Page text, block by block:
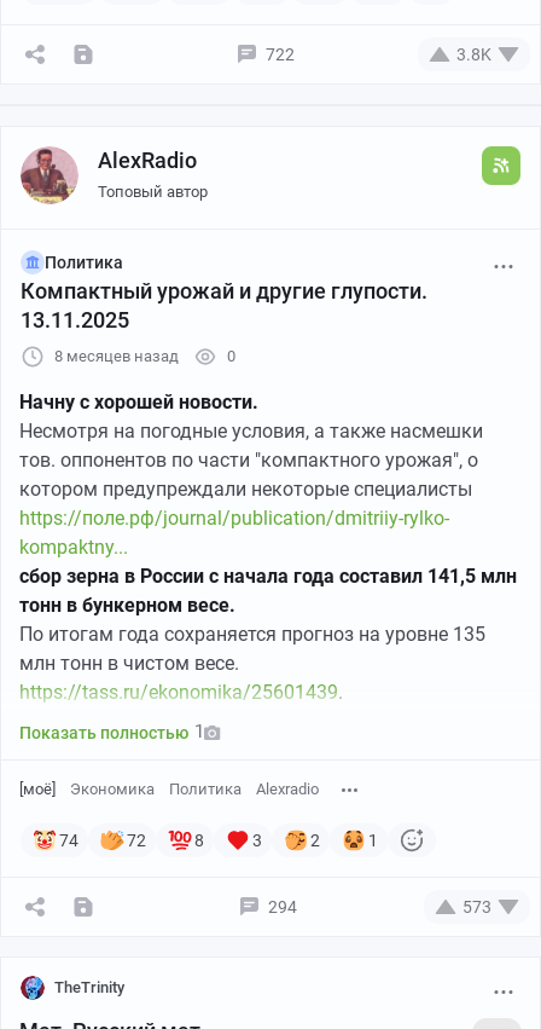
722 3.8K
AlexRadio
Топовый автор
Политика
Компактный урожай и другие глупости.
13.11.2025
8 месяцев назад 0
Начну с хорошей новости.
Несмотря на погодные условия, а также насмешки
тов. оппонентов по части "компактного урожая", о
котором предупреждали некоторые специалисты
https://поле.рф/journal/publication/dmitriiy-rylko-
kompaktny...
сбор зерна в России с начала года составил 141,5 млн
тонн в бункерном весе.
По итогам года сохраняется прогноз на уровне 135
млн тонн в чистом весе.
https://tass.ru/ekonomika/25601439.
Показать полностью 1
[моё] Экономика Политика Alexradio
74 72 8 3 2 1
294 573
TheTrinity